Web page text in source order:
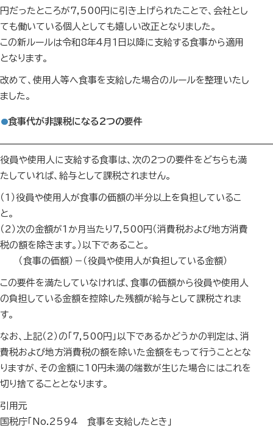
円だったところが7,500円に引き上げられたことで、会社とし
ても働いている個人としても嬉しい改正となりました。
この新ルールは令和8年４月１日以降に支給する食事から適用
となります。
改めて、使用人等へ食事を支給した場合のルールを整理いたし
ました。
食事代が非課税になる2つの要件
役員や使用人に支給する食事は、次の２つの要件をどちらも満
たしていれば、給与として課税されません。
（1）役員や使用人が食事の価額の半分以上を負担しているこ
と。
（2）次の金額が1か月当たり7,500円（消費税および地方消費
税の額を除きます。）以下であること。
（食事の価額）－（役員や使用人が負担している金額）
この要件を満たしていなければ、食事の価額から役員や使用人
の負担している金額を控除した残額が給与として課税されま
す。
なお、上記（2）の「7,500円」以下であるかどうかの判定は、消
費税および地方消費税の額を除いた金額をもって行うこととな
りますが、その金額に10円未満の端数が生じた場合にはこれを
切り捨てることとなります。
引用元
国税庁「No.2594 食事を支給したとき」